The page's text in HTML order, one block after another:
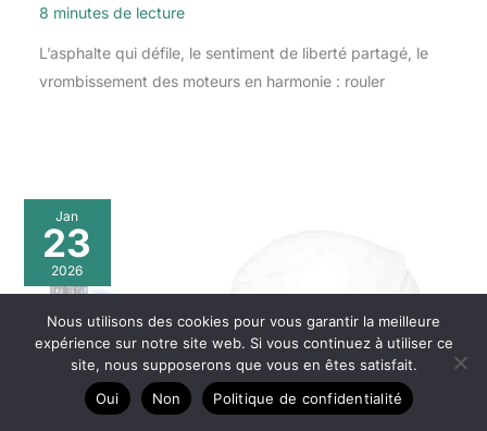
8 minutes de lecture
L’asphalte qui défile, le sentiment de liberté partagé, le
vrombissement des moteurs en harmonie : rouler
Jan
23
2026
Nous utilisons des cookies pour vous garantir la meilleure
expérience sur notre site web. Si vous continuez à utiliser ce
site, nous supposerons que vous en êtes satisfait.
Oui
Non Politique de confidentialité